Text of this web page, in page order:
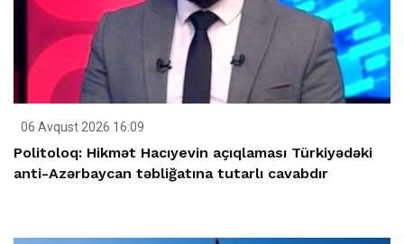
06 Avqust 2026 16:09
Politoloq: Hikmət Hacıyevin açıqlaması Türkiyədəki
anti-Azərbaycan təbliğatına tutarlı cavabdır